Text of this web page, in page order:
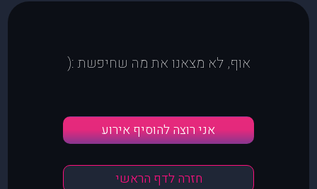
אוף, לא מצאנו את מה שחיפשת :(
אני רוצה להוסיף אירוע
חזרה לדף הראשי